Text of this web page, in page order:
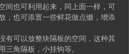
间也可利用起来，同上面一样，可
，也可添置一些鲜花做点缀，增添
有可以放整块隔板的空间，这种其
角隔板，小挂钩等。